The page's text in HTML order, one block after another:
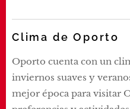
Clima de Oporto
Oporto cuenta con un
inviernos suaves y
mejor época para visitar